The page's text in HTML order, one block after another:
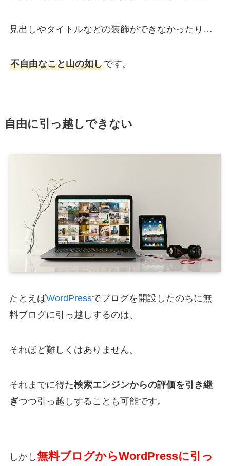
見出しやタイトルなどの装飾ができなかったり…
不自由なこと山の如しです。
自由に引っ越しできない
たとえばWordPressでブログを開設したのちに無
料ブログに引っ越しするのは、
それほど難しくはありません。
それまでに得た検索エンジンからの評価を引き継
ぎつつ引っ越しすることも可能です。
しかし無料ブログからWordPressに引っ